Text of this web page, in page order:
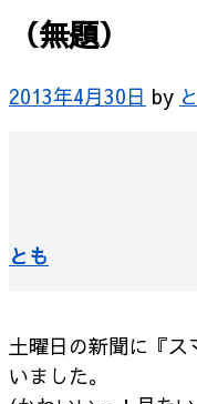
（無題）
2013年4月30日 by
とも
土曜日の新聞に『ス
いました。